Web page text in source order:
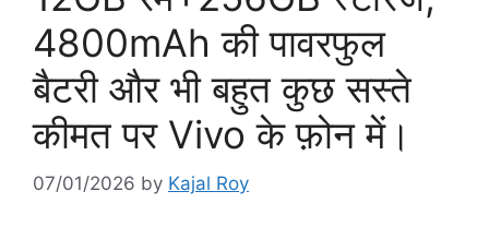
4800mAh की पावरफुल
बैटरी और भी बहुत कुछ सस्ते
कीमत पर Vivo के फ़ोन में।
07/01/2026 by Kajal Roy